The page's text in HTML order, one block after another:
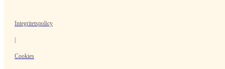
Integritetspolicy
Cookies